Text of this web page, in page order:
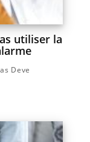
utiliser la
Deve